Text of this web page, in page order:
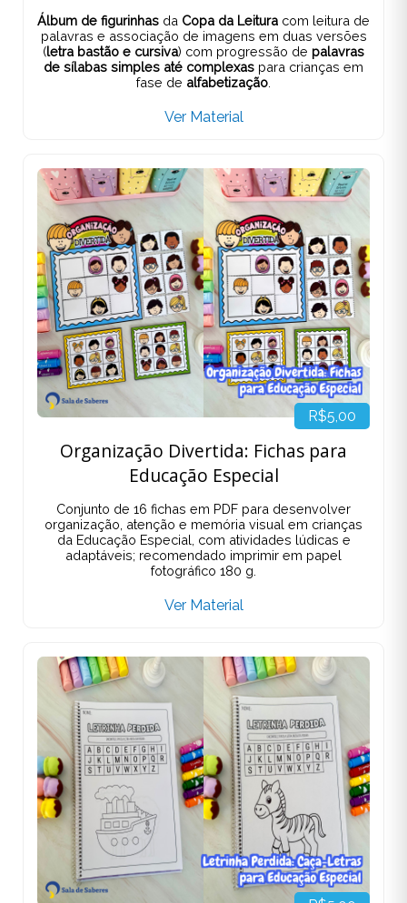
Álbum de figurinhas da Copa da Leitura com leitura de
palavras e associação de imagens em duas versões
(letra bastão e cursiva) com progressão de palavras
de sílabas simples até complexas para crianças em
fase de alfabetização
Ver Material
R$5,00
Organização Divertida: Fichas para
Educação Especial
Conjunto de 16 fichas em PDF para desenvolver
organização, atenção e memória visual em crianças
da Educação Especial, com atividades lúdicas e
adaptáveis; recomendado imprimir em papel
fotográfico 180 g.
Ver Material